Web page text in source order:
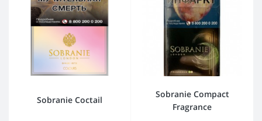
Sobranie Coctail
Sobranie Compact
Fragrance